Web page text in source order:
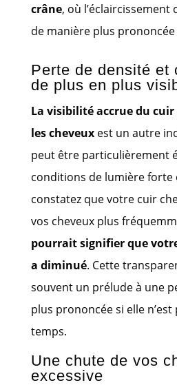
crâne, où
de manière plus
Perte de densité et
de plus en plus
La visibilité accrue du
les cheveuxest un autre
peut être particulièrement
conditions de lumière forte
constatez que votre cuir
vos cheveux plus
pourrait signifier que
a diminué. Cette
souvent un prélude à une
plus prononcée si elle
temps.
Une chute de vos
excessive